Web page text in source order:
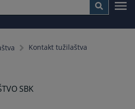
Kontakt tužilaštva
SBK